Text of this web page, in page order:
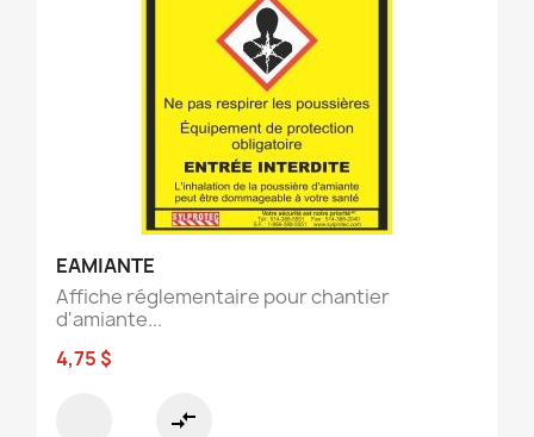
EAMIANTE
Affiche réglementaire pour chantier
d'amiante...
4,75 $
compare_arrows